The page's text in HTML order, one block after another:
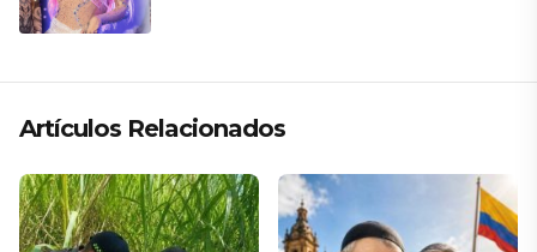
Artículos Relacionados